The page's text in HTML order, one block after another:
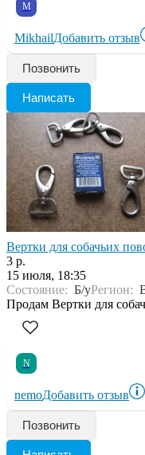
M
MikhailДобавить отзыв
Позвонить
Написать
Вертки для собачьих
3 р.
15 июля, 18:35
Состояние: Б/уРегион:
Продам Вертки для
N
nemoДобавить отзыв
Позвонить